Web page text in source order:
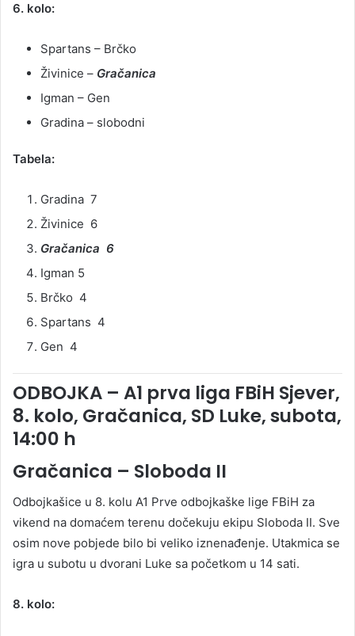
6. kolo:
Spartans – Brčko
Živinice – Gračanica
Igman – Gen
Gradina – slobodni
Tabela:
Gradina 7
Živinice 6
Gračanica 6
Igman 5
Brčko 4
Spartans 4
Gen 4
ODBOJKA – A1 prva liga FBiH Sjever,
8. kolo, Gračanica, SD Luke, subota,
14:00 h
Gračanica – Sloboda II
Odbojkašice u 8. kolu A1 Prve odbojkaške lige FBiH za
vikend na domaćem terenu dočekuju ekipu Sloboda II. Sve
osim nove pobjede bilo bi veliko iznenađenje. Utakmica se
igra u subotu u dvorani Luke sa početkom u 14 sati.
8. kolo: